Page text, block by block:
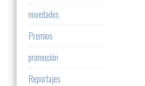
novedades
Premios
promoción
Reportajes